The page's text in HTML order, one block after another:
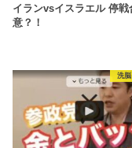
イランvsイスラエル 停戦
意？！
洗